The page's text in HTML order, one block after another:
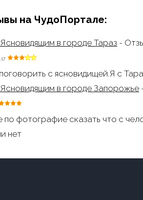
на ЧудоПортале:
в городе Тараз -
с ясновидищей.Я с
в городе Запорожье
фотографие сказать что с
нет